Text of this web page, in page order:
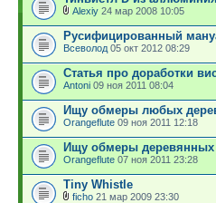
Alexiy 24 мар 2008 10:05
Русифицированный
Всеволод 05 окт 2012 08:29
Статья про доработки
Antoni 09 ноя 2011 08:04
Ищу обмеры любых
Orangeflute 09 ноя 2011 12:18
Ищу обмеры деревянных
Orangeflute 07 ноя 2011 23:28
Tiny Whistle
ficho 21 мар 2009 23:30